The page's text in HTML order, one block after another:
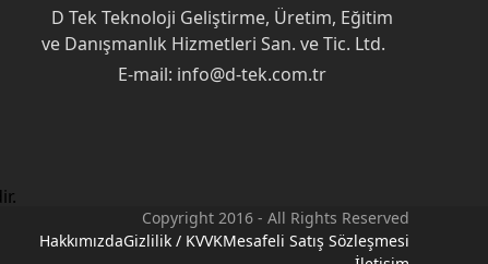
D Tek Teknoloji Geliştirme, Üretim, Eğitim
ve Danışmanlık Hizmetleri San. ve Tic. Ltd.
E-mail: info@d-tek.com.tr
Copyright 2016 - All Rights Reserved
HakkımızdaGizlilik / KVVKMesafeli Satış Sözleşmesi